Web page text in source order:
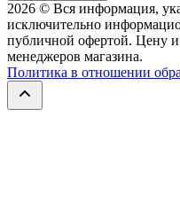
2026 © Вся информация,
исключительно
публичной офертой. Цену и
менеджеров магазина.
Политика в отношении